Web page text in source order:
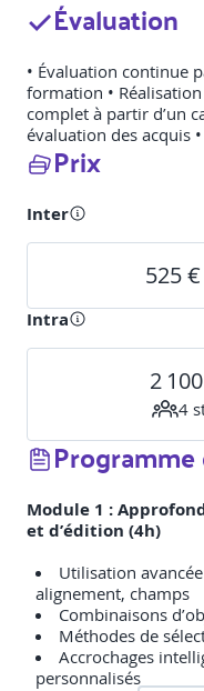
Évaluation
• Évaluation continue
formation •
complet à partir d’un
évaluation des acquis
Prix
Inter
525
Intra
2
4
Module 1 :
et d’édition (4h)
Utilisation
alignement, champs
Combinaisons
Méthodes de
Accrochages
personnalisés